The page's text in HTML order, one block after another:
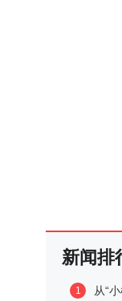
新闻排
1 从“